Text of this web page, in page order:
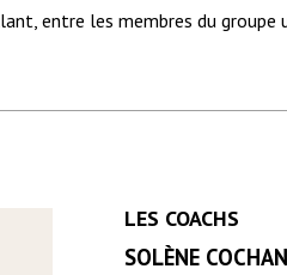
entre les membres du groupe
LES COACHS
SOLÈNE